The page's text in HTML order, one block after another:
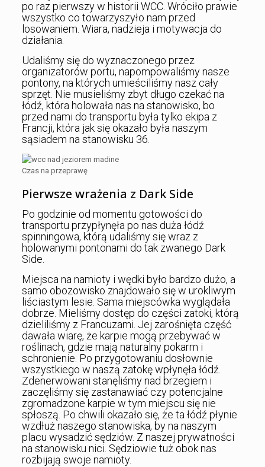
po raz pierwszy w historii WCC. Wróciło prawie
wszystko co towarzyszyło nam przed
losowaniem. Wiara, nadzieja i motywacja do
działania.
Udaliśmy się do wyznaczonego przez
organizatorów portu, napompowaliśmy nasze
pontony, na których umieściliśmy nasz cały
sprzęt. Nie musieliśmy zbyt długo czekać na
łódź, która holowała nas na stanowisko, bo
przed nami do transportu była tylko ekipa z
Francji, która jak się okazało była naszym
sąsiadem na stanowisku 36.
Czas na przeprawę
Pierwsze wrażenia z Dark Side
Po godzinie od momentu gotowości do
transportu przypłynęła po nas duża łódź
spinningowa, którą udaliśmy się wraz z
holowanymi pontonami do tak zwanego Dark
Side.
Miejsca na namioty i wędki było bardzo dużo, a
samo obozowisko znajdowało się w urokliwym
liściastym lesie. Sama miejscówka wyglądała
dobrze. Mieliśmy dostęp do części zatoki, którą
dzieliliśmy z Francuzami. Jej zarośnięta część
dawała wiarę, że karpie mogą przebywać w
roślinach, gdzie mają naturalny pokarm i
schronienie. Po przygotowaniu dosłownie
wszystkiego w naszą zatokę wpłynęła łódź.
Zdenerwowani stanęliśmy nad brzegiem i
zaczęliśmy się zastanawiać czy potencjalne
zgromadzone karpie w tym miejscu się nie
spłoszą. Po chwili okazało się, że ta łódź płynie
wzdłuż naszego stanowiska, by na naszym
placu wysadzić sędziów. Z naszej prywatności
na stanowisku nici. Sędziowie tuż obok nas
rozbijają swoje namioty.